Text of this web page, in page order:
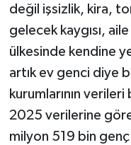
değil işsizlik, kira,
gelecek kaygısı,
ülkesinde kendine
artık ev genci diye
kurumlarının
2025 verilerine
milyon 519 bin